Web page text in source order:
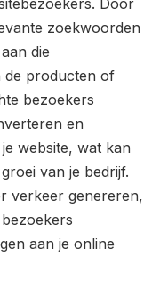
Door
zoekwoorden
die
de producten of
bezoekers
en
website, wat kan
van je bedrijf.
verkeer genereren,
aan je online